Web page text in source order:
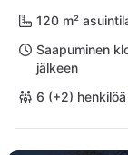
120 m²
Saapuminen
jälkeen
6 (+2) henkilöä